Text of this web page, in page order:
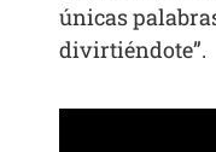
únicas
divirtiéndote”.